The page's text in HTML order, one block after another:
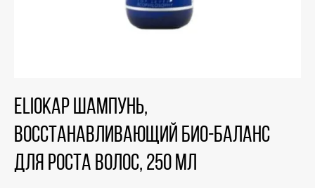
ELIOKAP Шампунь,
восстанавливающий био-баланс
для роста волос, 250 мл